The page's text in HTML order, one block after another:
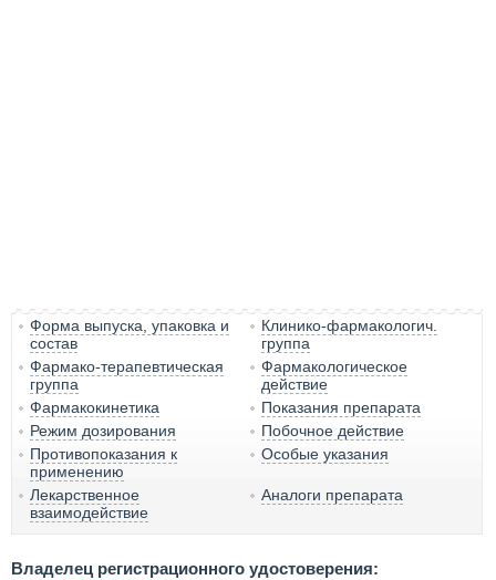
Форма выпуска, упаковка и
состав
Клинико-фармакологич.
группа
Фармако-терапевтическая
группа
Фармакологическое
действие
Фармакокинетика
Показания препарата
Режим дозирования
Побочное действие
Противопоказания к
применению
Особые указания
Лекарственное
взаимодействие
Аналоги препарата
Владелец регистрационного удостоверения: